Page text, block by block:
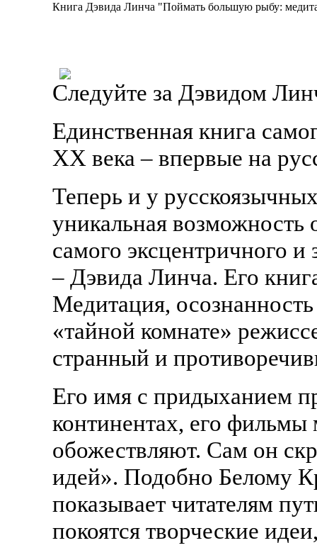
Книга Дэвида Линча "Поймать большую рыбу:
Следуйте за Дэвидом
Единственная книга
ХХ века – впервые на
Теперь и у
уникальная возможность
самого эксцентричного
– Дэвида Линча. Его
Медитация,
«тайной комнате»
странный и
Его имя с придыханием
континентах, его
обожествляют. Сам он
идей». Подобно Белому
показывает читателям
покоятся творческие